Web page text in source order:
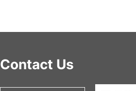
Contact Us